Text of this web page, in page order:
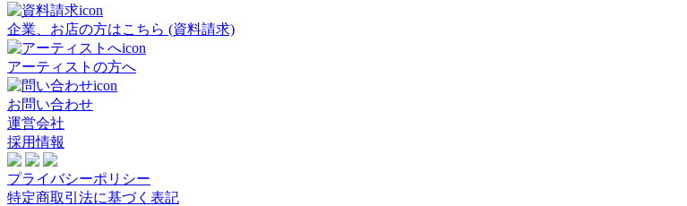
企業、お店の方はこちら (資料請求)
アーティストの方へ
お問い合わせ
運営会社
採用情報
プライバシーポリシー
特定商取引法に基づく表記